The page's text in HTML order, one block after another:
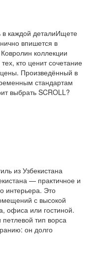
в каждой деталиИщете
впишется в
коллекции
кто ценит сочетание
цены. Произведённый в
стандартам
выбрать SCROLL?
из Узбекистана
— практичное и
интерьера. Это
с высокой
офиса или гостиной.
тип ворса
он долго